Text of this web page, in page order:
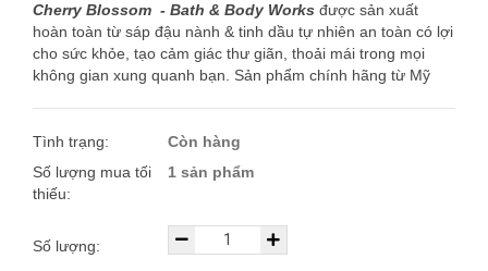
Cherry Blossom - Bath & Body Works được sản xuất
hoàn toàn từ sáp đậu nành & tinh dầu tự nhiên an toàn có lợi
cho sức khỏe, tạo cảm giác thư giãn, thoải mái trong mọi
không gian xung quanh bạn. Sản phẩm chính hãng từ Mỹ
Tình trạng:
Còn hàng
Số lượng mua tối
thiếu:
1 sản phẩm
Số lượng: